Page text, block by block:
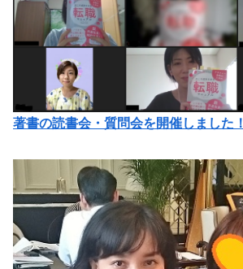
著書の読書会・質問会を開催しました！